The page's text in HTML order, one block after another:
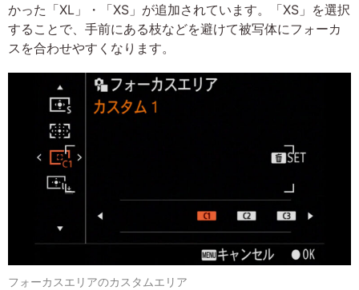
かった「XL」・「XS」が追加されています。「XS」を選択
することで、手前にある枝などを避けて被写体にフォーカ
スを合わせやすくなります。
フォーカスエリアのカスタムエリア